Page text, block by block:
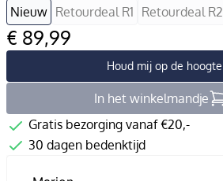
Nieuw Retourdeal R1 Retourdeal R2
€ 89,99
Houd mij op de hoogte
In het winkelmandje
Gratis bezorging vanaf €20,-
30 dagen bedenktijd